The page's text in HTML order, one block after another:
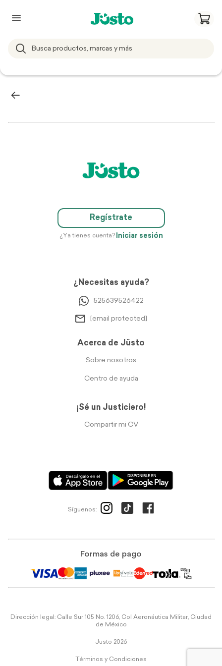
Regístrate
¿Ya tienes cuenta? Iniciar sesión
¿Necesitas ayuda?
525639526422
[email protected]
Acerca de Jüsto
Sobre nosotros
Centro de ayuda
¡Sé un Justiciero!
Compartir mi CV
Síguenos:
Formas de pago
Dirección legal: Calle Sur 105 No. 1206, Col Aeronáutica Militar, Ciudad
de México
Justo 2026
Términos y Condiciones